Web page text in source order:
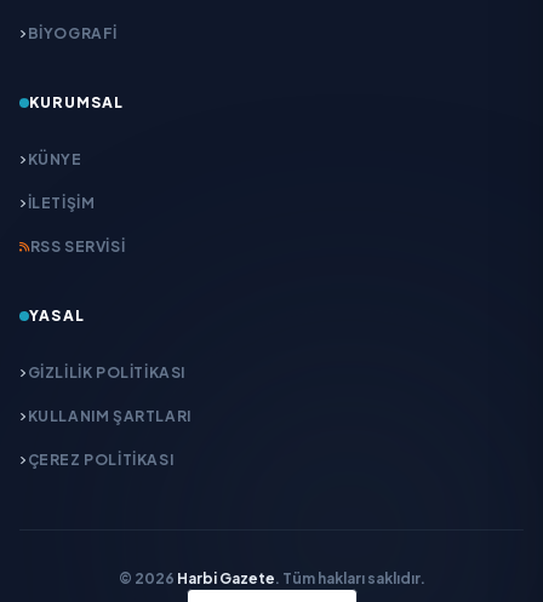
BİYOGRAFİ
KURUMSAL
KÜNYE
İLETIŞIM
RSS SERVISI
YASAL
GIZLILIK POLITIKASI
KULLANIM ŞARTLARI
ÇEREZ POLITIKASI
© 2026 Harbi Gazete. Tüm hakları saklıdır.